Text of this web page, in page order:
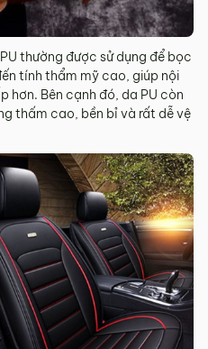
thường được sử dụng để bọc
tính thẩm mỹ cao, giúp nội
hơn. Bên cạnh đó, da PU còn
thấm cao, bền bỉ và rất dễ vệ